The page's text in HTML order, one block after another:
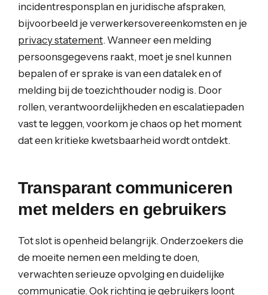
incidentresponsplan en juridische afspraken,
bijvoorbeeld je verwerkersovereenkomsten en je
privacy statement. Wanneer een melding
persoonsgegevens raakt, moet je snel kunnen
bepalen of er sprake is van een datalek en of
melding bij de toezichthouder nodig is. Door
rollen, verantwoordelijkheden en escalatiepaden
vast te leggen, voorkom je chaos op het moment
dat een kritieke kwetsbaarheid wordt ontdekt.
Transparant communiceren
met melders en gebruikers
Tot slot is openheid belangrijk. Onderzoekers die
de moeite nemen een melding te doen,
verwachten serieuze opvolging en duidelijke
communicatie. Ook richting je gebruikers loont